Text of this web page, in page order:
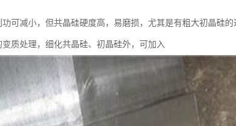
可减小，但共晶硅硬度高，易磨损，尤其是有粗大初晶硅
质处理，细化共晶硅、初晶硅外，可加入